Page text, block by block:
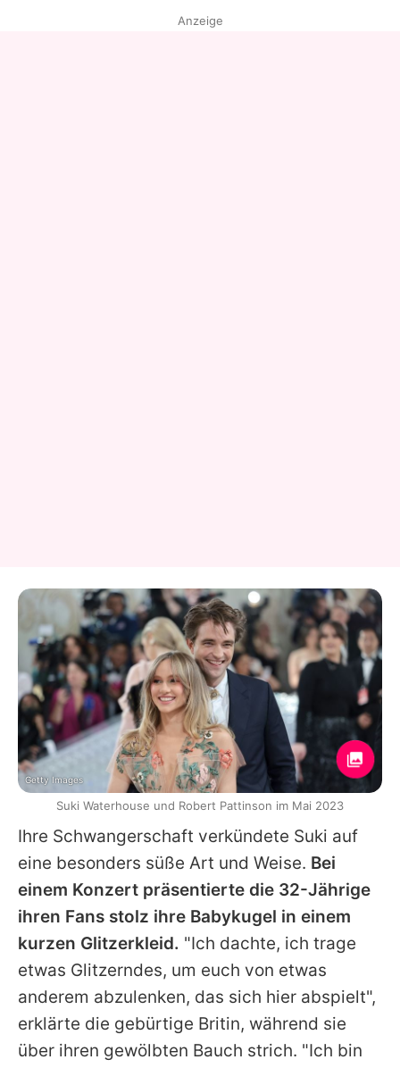
Ihre Schwangerschaft verkündete Suki auf
eine besonders süße Art und Weise. Bei
einem Konzert präsentierte die 32-Jährige
ihren Fans stolz ihre Babykugel in einem
kurzen Glitzerkleid. "Ich dachte, ich trage
etwas Glitzerndes, um euch von etwas
anderem abzulenken, das sich hier abspielt",
erklärte die gebürtige Britin, während sie
über ihren gewölbten Bauch strich. "Ich bin
Anzeige
Getty Images
Suki Waterhouse und Robert Pattinson im Mai 2023